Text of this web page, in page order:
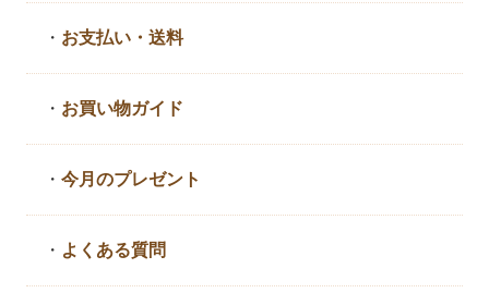
・ お支払い・送料
・ お買い物ガイド
・今月のプレゼント
・ よくある質問